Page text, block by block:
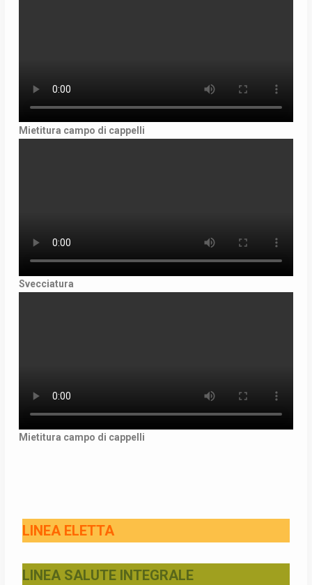
Mietitura campo di cappelli
Svecciatura
Mietitura campo di cappelli
LINEA ELETTA
LINEA SALUTE INTEGRALE